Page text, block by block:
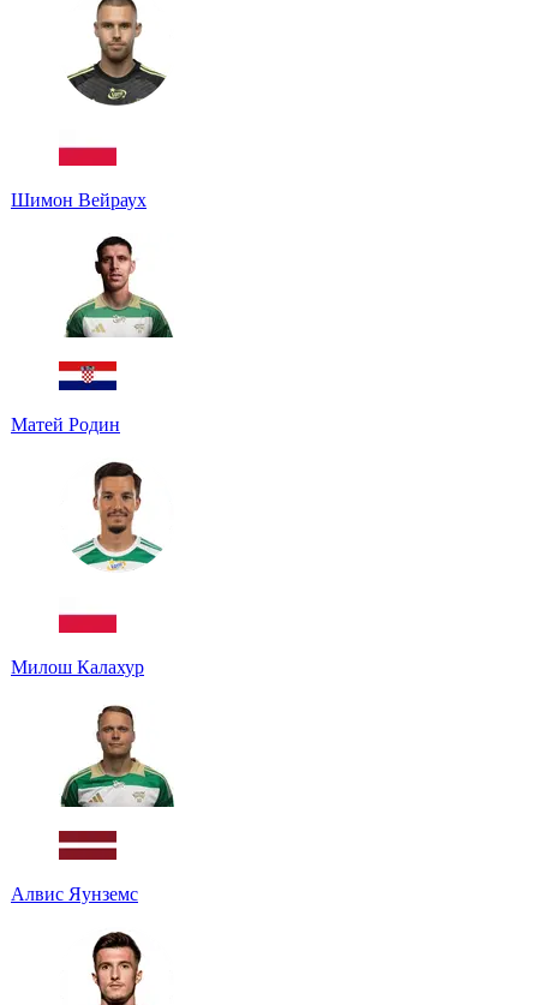
Шимон Вейраух
Матей Родин
Милош Калахур
Алвис Яунземс